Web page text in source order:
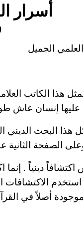
أسرار
الجميل
هذا الكاتب
عليها إنسان عاش
هذا البحث الديني
اكتشافاً دينياً .
استخدم الاكتشافات
أصلاً في